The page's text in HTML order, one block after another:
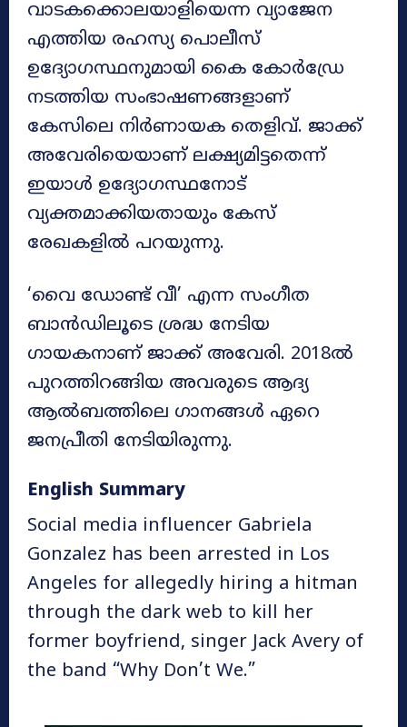
വാടകക്കൊലയാളിയെന്ന വ്യാജേന
എത്തിയ രഹസ്യ പൊലീസ്
ഉദ്യോഗസ്ഥനുമായി കൈ കോർഡ്രേ
നടത്തിയ സംഭാഷണങ്ങളാണ്
കേസിലെ നിർണായക തെളിവ്. ജാക്ക്
അവേരിയെയാണ് ലക്ഷ്യമിട്ടതെന്ന്
ഇയാൾ ഉദ്യോഗസ്ഥനോട്
വ്യക്തമാക്കിയതായും കേസ്
രേഖകളിൽ പറയുന്നു.
‘വൈ ഡോണ്ട് വീ’ എന്ന സംഗീത
ബാൻഡിലൂടെ ശ്രദ്ധ നേടിയ
ഗായകനാണ് ജാക്ക് അവേരി. 2018ൽ
പുറത്തിറങ്ങിയ അവരുടെ ആദ്യ
ആൽബത്തിലെ ഗാനങ്ങൾ ഏറെ
ജനപ്രീതി നേടിയിരുന്നു.
English Summary
Social media influencer Gabriela
Gonzalez has been arrested in Los
Angeles for allegedly hiring a hitman
through the dark web to kill her
former boyfriend, singer Jack Avery of
the band “Why Don’t We.”